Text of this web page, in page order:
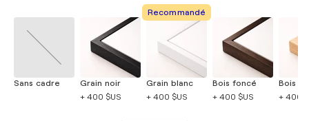
Sans cadre
Grain noir
+ 400 $US
Recommandé
Grain blanc
+ 400 $US
Bois foncé
+ 400 $US
Bois
+ 400